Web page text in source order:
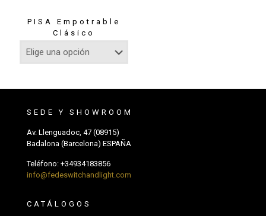
PISA Empotrable
Clásico
SEDE Y SHOWROOM
Av. Llenguadoc, 47 (08915)
Badalona (Barcelona) ESPAÑA
Teléfono: +34934183856
info@fedeswitchandlight.com
CATÁLOGOS